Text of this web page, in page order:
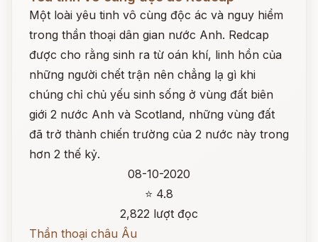
Một loài yêu tinh vô cùng độc ác và nguy hiểm
trong thần thoại dân gian nước Anh. Redcap
được cho rằng sinh ra từ oán khí, linh hồn của
những người chết trận nên chẳng lạ gì khi
chúng chỉ chủ yếu sinh sống ở vùng đất biên
giới 2 nước Anh và Scotland, những vùng đất
đã trở thành chiến trường của 2 nước này trong
hơn 2 thế kỷ.
08-10-2020
⭐ 4.8
2,822 lượt đọc
Thần thoại châu Âu